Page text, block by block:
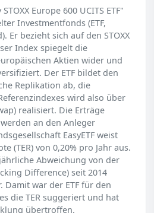
Europe 600 UCITS ETF"
Investmentfonds (ETF,
Er bezieht sich auf den STOXX
Index spiegelt die
Aktien wider und
Der ETF bildet den
Replikation ab, die
wird also über
realisiert. Die Erträge
an den Anleger
EasyETF weist
(TER) von 0,20% pro Jahr aus.
Abweichung von der
Difference) seit 2014
Damit war der ETF für den
die TER suggeriert und hat
übertroffen.